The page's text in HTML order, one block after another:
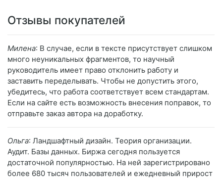
Отзывы покупателей
Милена: В случае, если в тексте присутствует слишком
много неуникальных фрагментов, то научный
руководитель имеет право отклонить работу и
заставить переделывать. Чтобы не допустить этого,
убедитесь, что работа соответствует всем стандартам.
Если на сайте есть возможность внесения поправок, то
отправьте заказ автора на доработку.
Ольга: Ландшафтный дизайн. Теория организации.
Аудит. Базы данных. Биржа сегодня пользуется
достаточной популярностью. На ней зарегистрировано
более 680 тысяч пользователей и ежедневный прирост